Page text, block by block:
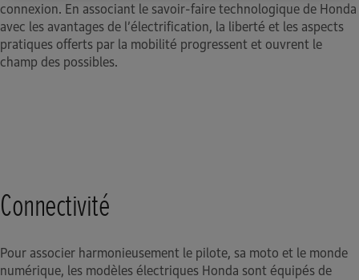
connexion. En associant le savoir-faire technologique de Honda
avec les avantages de l’électrification, la liberté et les aspects
pratiques offerts par la mobilité progressent et ouvrent le
champ des possibles.
Connectivité
Pour associer harmonieusement le pilote, sa moto et le monde
numérique, les modèles électriques Honda sont équipés de